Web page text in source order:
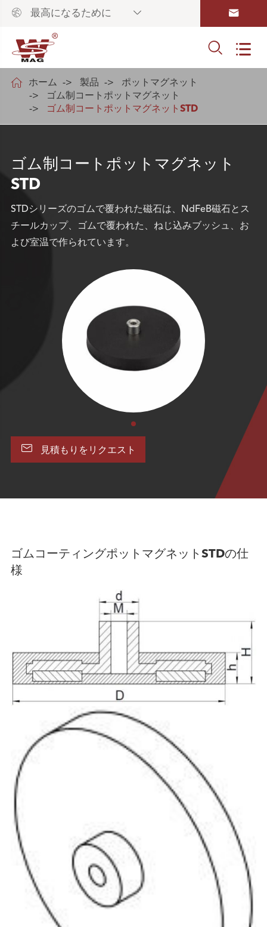
 最高になるために  
 
 ホーム 製品
ポットマグネット
ゴム制コートポットマグネット
ゴム制コートポットマグネットSTD
ゴム制コートポットマグネット
STD
STDシリーズのゴムで覆われた磁石は、NdFeB磁石とス
チールカップ、ゴムで覆われた、ねじ込みブッシュ、お
よび室温で作られています。
 見積もりをリクエスト
ゴムコーティングポットマグネットSTDの仕
様